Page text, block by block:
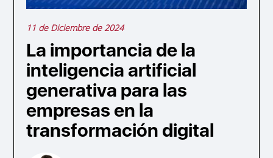
11 de Diciembre de 2024
La importancia de la
inteligencia artificial
generativa para las
empresas en la
transformación digital